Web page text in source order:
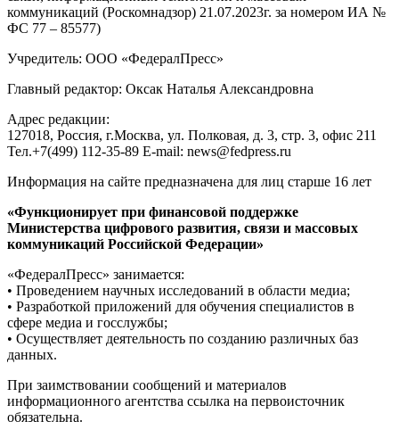
коммуникаций (Роскомнадзор) 21.07.2023г. за номером ИА №
ФС 77 – 85577)
Учредитель: ООО «ФедералПресс»
Главный редактор: Оксак Наталья Александровна
Адрес редакции:
127018, Россия, г.Москва, ул. Полковая, д. 3, стр. 3, офис 211
Тел.+7(499) 112-35-89 E-mail: news@fedpress.ru
Информация на сайте предназначена для лиц старше 16 лет
«Функционирует при финансовой поддержке
Министерства цифрового развития, связи и массовых
коммуникаций Российской Федерации»
«ФедералПресс» занимается:
• Проведением научных исследований в области медиа;
• Разработкой приложений для обучения специалистов в
сфере медиа и госслужбы;
• Осуществляет деятельность по созданию различных баз
данных.
При заимствовании сообщений и материалов
информационного агентства ссылка на первоисточник
обязательна.